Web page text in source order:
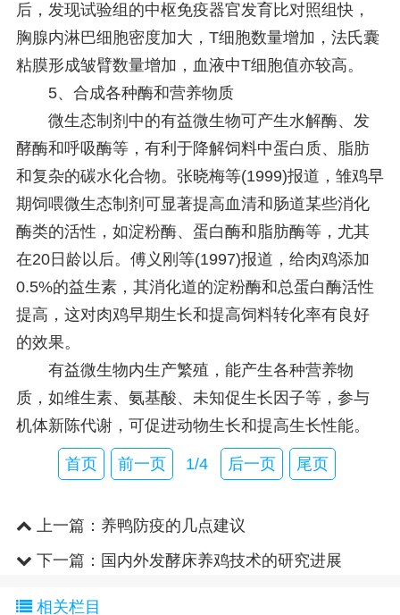
后，发现试验组的中枢免疫器官发育比对照组快，
胸腺内淋巴细胞密度加大，T细胞数量增加，法氏囊
粘膜形成皱臂数量增加，血液中T细胞值亦较高。
5、合成各种酶和营养物质
微生态制剂中的有益微生物可产生水解酶、发
酵酶和呼吸酶等，有利于降解饲料中蛋白质、脂肪
和复杂的碳水化合物。张晓梅等(1999)报道，雏鸡早
期饲喂微生态制剂可显著提高血清和肠道某些消化
酶类的活性，如淀粉酶、蛋白酶和脂肪酶等，尤其
在20日龄以后。傅义刚等(1997)报道，给肉鸡添加
0.5%的益生素，其消化道的淀粉酶和总蛋白酶活性
提高，这对肉鸡早期生长和提高饲料转化率有良好
的效果。
有益微生物内生产繁殖，能产生各种营养物
质，如维生素、氨基酸、未知促生长因子等，参与
机体新陈代谢，可促进动物生长和提高生长性能。
首页 前一页 1/4 后一页 尾页
上一篇： 养鸭防疫的几点建议
下一篇： 国内外发酵床养鸡技术的研究进展
相关栏目